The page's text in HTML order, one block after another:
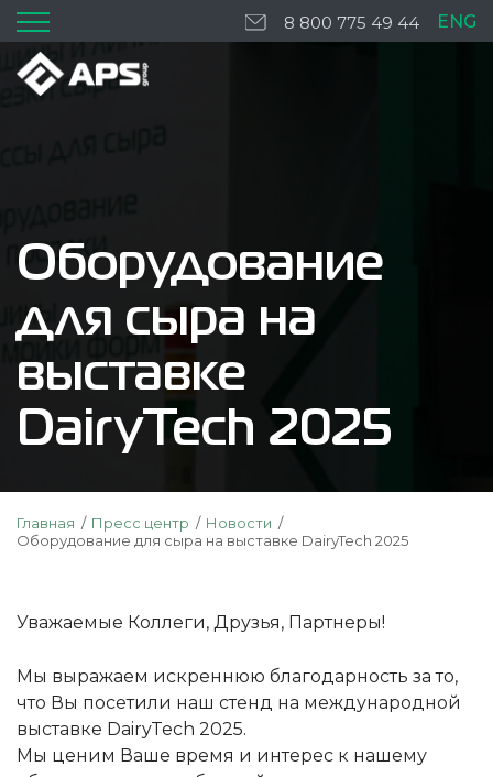
8 800 775 49 44 ENG
Оборудование
для сыра на
выставке
DairyTech 2025
Главная Пресс центр
Новости
Оборудование для сыра на выставке DairyTech 2025
Уважаемые Коллеги, Друзья, Партнеры!
Мы выражаем искреннюю благодарность за то,
что Вы посетили наш стенд на международной
выставке DairyTech 2025.
Мы ценим Ваше время и интерес к нашему